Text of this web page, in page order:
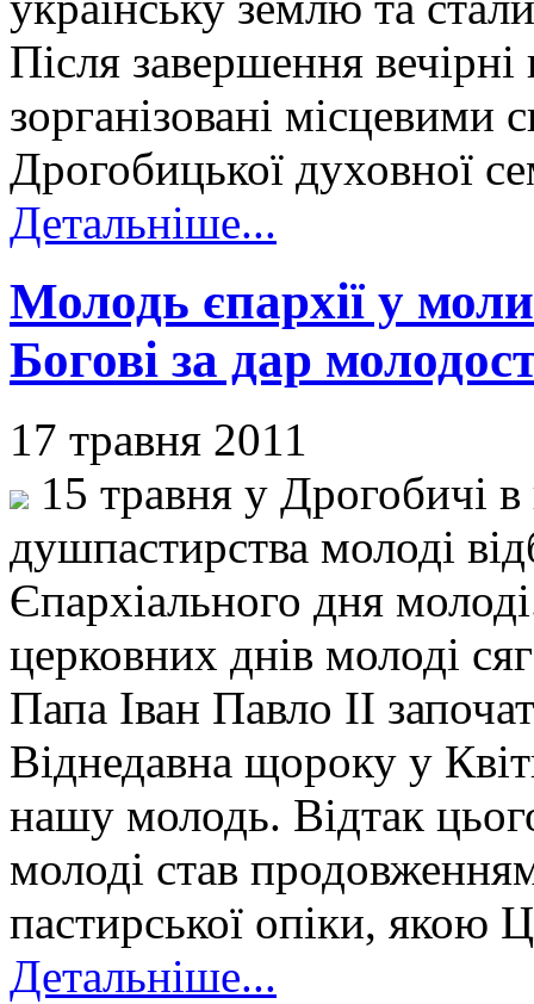
Після завершення
зорганізовані місцевими
Дрогобицької духовної
Детальніше...
Молодь єпархії у
Богові за дар
17 травня 2011
15 травня у Дрогобичі
душпастирства молоді
Єпархіального дня
церковних днів молоді
Папа Іван Павло ІІ
Віднедавна щороку у
нашу молодь. Відтак
молоді став
пастирської опіки, якою
Детальніше...